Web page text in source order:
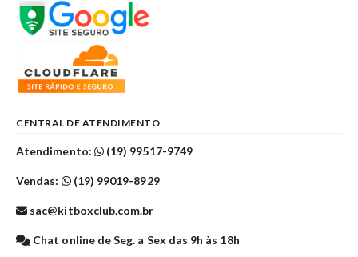
CENTRAL DE ATENDIMENTO
Atendimento: (19) 99517-9749
Vendas: (19) 99019-8929
sac@kitboxclub.com.br
Chat online de Seg. a Sex das 9h às 18h